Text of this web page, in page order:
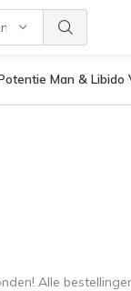
Man & Libido
Alle